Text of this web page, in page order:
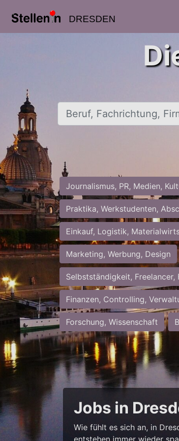
DRESDEN
Beruf, Fachrichtung, Firma
Journalismus, PR, Medien,
Praktika, Werkstudenten,
Einkauf, Logistik,
Marketing, Werbung, Design
Selbstständigkeit, Freelancer,
Finanzen, Controlling,
Forschung, Wissenschaft
Jobs in
Wie fühlt es sich an, in